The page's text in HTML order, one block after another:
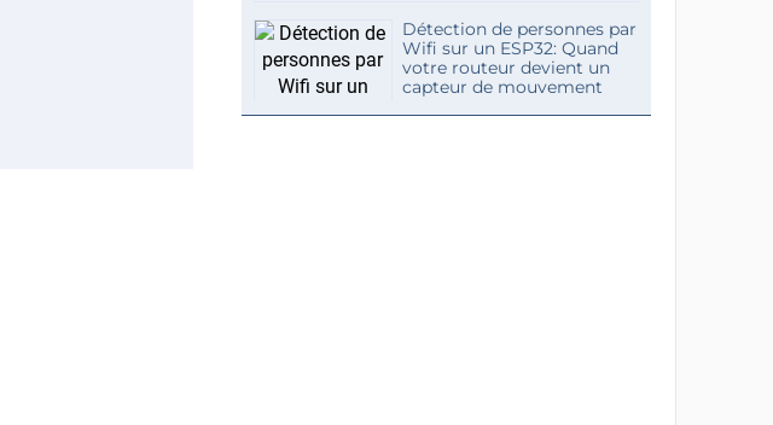
Détection de personnes par
Wifi sur un ESP32: Quand
votre routeur devient un
capteur de mouvement